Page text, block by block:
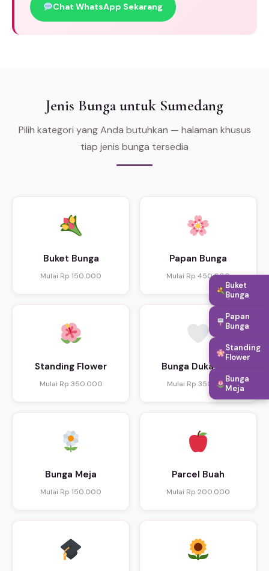
Chat WhatsApp Sekarang
Jenis Bunga untuk Sumedang
Pilih kategori yang Anda butuhkan — halaman khusus
tiap jenis bunga tersedia
Buket Bunga
Mulai Rp 150.000
Papan Bunga
Mulai Rp 450.000
Standing Flower
Mulai Rp 350.000
Bunga Duka Cita
Mulai Rp 350.000
Bunga Meja
Mulai Rp 150.000
Parcel Buah
Mulai Rp 200.000
Buket
Bunga
Papan
Bunga
Standing
Flower
Bunga
Meja